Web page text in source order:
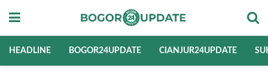
HEADLINE BOGOR24UPDATE CIANJUR24UPDATE